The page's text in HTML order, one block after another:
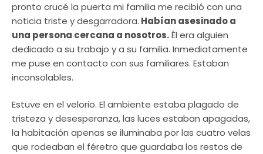
pronto crucé la puerta mi familia me recibió con una
noticia triste y desgarradora. Habían asesinado a
una persona cercana a nosotros.Él era alguien
dedicado a su trabajo y a su familia. Inmediatamente
me puse en contacto con sus familiares. Estaban
inconsolables.
Estuve en el velorio. El ambiente estaba plagado de
tristeza y desesperanza, las luces estaban apagadas,
la habitación apenas se iluminaba por las cuatro velas
que rodeaban el féretro que guardaba los restos de